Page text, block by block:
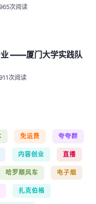
次阅读
业 ——厦门大学实践队
次阅读
免运费 夸夸群
内容创业 直播
哈罗顺风车 电子烟
扎克伯格